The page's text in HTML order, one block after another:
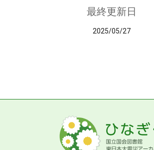
最終更新日
2025/05/27